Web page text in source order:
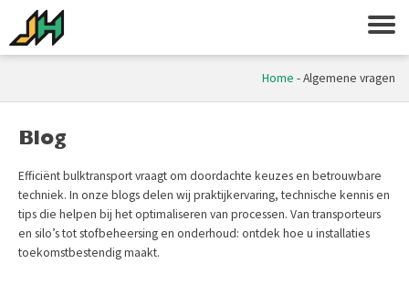
Home -Algemene vragen
Blog
Efficiënt bulktransport vraagt om doordachte keuzes en betrouwbare
techniek. In onze blogs delen wij praktijkervaring, technische kennis en
tips die helpen bij het optimaliseren van processen. Van transporteurs
en silo’s tot stofbeheersing en onderhoud: ontdek hoe u installaties
toekomstbestendig maakt.